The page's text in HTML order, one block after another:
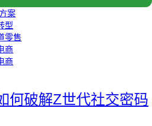
案
型
零售
商
商
何破解Z世代社交密码